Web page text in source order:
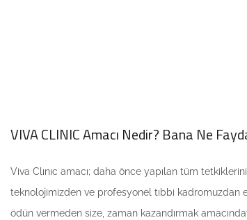
VIVA CLINIC Amacı Nedir? Bana Ne
Viva Clınıc amacı; daha önce yapılan tüm
teknolojimizden ve profesyonel tıbbi kadromuzdan
ödün vermeden size, zaman kazandırmak